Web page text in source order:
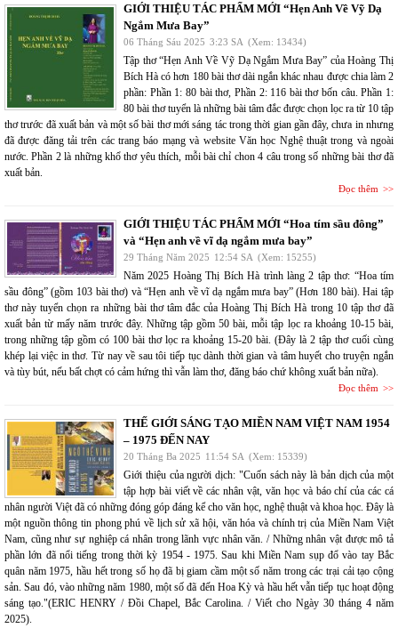
GIỚI THIỆU TÁC PHẨM MỚI “Hẹn Anh Về Vỹ Dạ
Ngắm Mưa Bay”
06 Tháng Sáu 2025 3:23 SA (Xem: 13434)
Tập thơ “Hẹn Anh Về Vỹ Dạ Ngắm Mưa Bay” của Hoàng Thị
Bích Hà có hơn 180 bài thơ dài ngắn khác nhau được chia làm 2
phần: Phần 1: 80 bài thơ, Phần 2: 116 bài thơ bốn câu. Phần 1:
80 bài thơ tuyển là những bài tâm đắc được chọn lọc ra từ 10 tập
thơ trước đã xuất bản và một số bài thơ mới sáng tác trong thời gian gần đây, chưa in nhưng
đã được đăng tải trên các trang báo mạng và website Văn học Nghệ thuật trong và ngoài
nước. Phần 2 là những khổ thơ yêu thích, mỗi bài chỉ chon 4 câu trong số những bài thơ đã
xuất bản.
Đọc thêm
GIỚI THIỆU TÁC PHẨM MỚI “Hoa tím sầu đông”
và “Hẹn anh về vĩ dạ ngắm mưa bay”
29 Tháng Năm 2025 12:54 SA (Xem: 15255)
Năm 2025 Hoàng Thị Bích Hà trình làng 2 tập thơ: “Hoa tím
sầu đông” (gồm 103 bài thơ) và “Hẹn anh về vĩ dạ ngắm mưa bay” (Hơn 180 bài). Hai tập
thơ này tuyển chọn ra những bài thơ tâm đắc của Hoàng Thị Bích Hà trong 10 tập thơ đã
xuất bản từ mấy năm trước đây. Những tập gồm 50 bài, mỗi tập lọc ra khoảng 10-15 bài,
trong những tập gồm có 100 bài thơ lọc ra khoảng 15-20 bài. (Đây là 2 tập thơ cuối cùng
khép lại việc in thơ. Từ nay về sau tôi tiếp tục dành thời gian và tâm huyết cho truyện ngắn
và tùy bút, nếu bất chợt có cảm hứng thì vẫn làm thơ, đăng báo chứ không xuất bản nữa).
Đọc thêm
THẾ GIỚI SÁNG TẠO MIỀN NAM VIỆT NAM 1954
– 1975 ĐẾN NAY
20 Tháng Ba 2025 11:54 SA (Xem: 15339)
Giới thiệu của người dịch: "Cuốn sách này là bản dịch của một
tập hợp bài viết về các nhân vật, văn học và báo chí của các cá
nhân người Việt đã có những đóng góp đáng kể cho văn học, nghệ thuật và khoa học. Đây là
một nguồn thông tin phong phú về lịch sử xã hội, văn hóa và chính trị của Miền Nam Việt
Nam, cũng như sự nghiệp cá nhân trong lãnh vực nhân văn. / Những nhân vật được mô tả
phần lớn đã nổi tiếng trong thời kỳ 1954 - 1975. Sau khi Miền Nam sụp đổ vào tay Bắc
quân năm 1975, hầu hết trong số họ đã bị giam cầm một số năm trong các trại cải tạo cộng
sản. Sau đó, vào những năm 1980, một số đã đến Hoa Kỳ và hầu hết vẫn tiếp tục hoạt động
sáng tạo."(ERIC HENRY / Đồi Chapel, Bắc Carolina. / Viết cho Ngày 30 tháng 4 năm
2025).